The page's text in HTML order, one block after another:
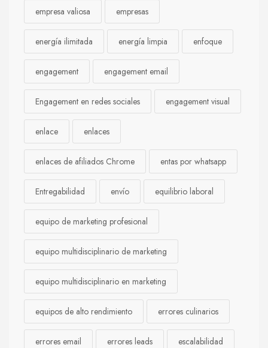
empresa valiosa empresas
energía ilimitada energía limpia enfoque
engagement engagement email
Engagement en redes sociales engagement visual
enlace enlaces
enlaces de afiliados Chrome entas por whatsapp
Entregabilidad envío equilibrio laboral
equipo de marketing profesional
equipo multidisciplinario de marketing
equipo multidisciplinario en marketing
equipos de alto rendimiento errores culinarios
errores email errores leads escalabilidad